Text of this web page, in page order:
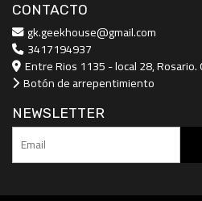
CONTACTO
gk.geekhouse@gmail.com
3417194937
Entre Rios 1135 - local 28, Rosario.
Botón de arrepentimiento
NEWSLETTER